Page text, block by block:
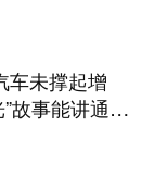
车未撑起增
故事能讲通